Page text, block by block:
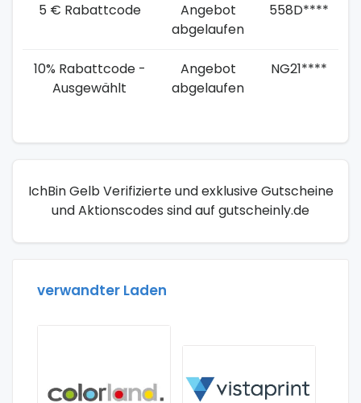
5 € Rabattcode
Angebot
abgelaufen
558D****
10% Rabattcode -
Ausgewählt
Angebot
abgelaufen
NG21****
IchBin Gelb Verifizierte und exklusive Gutscheine
und Aktionscodes sind auf gutscheinly.de
verwandter Laden